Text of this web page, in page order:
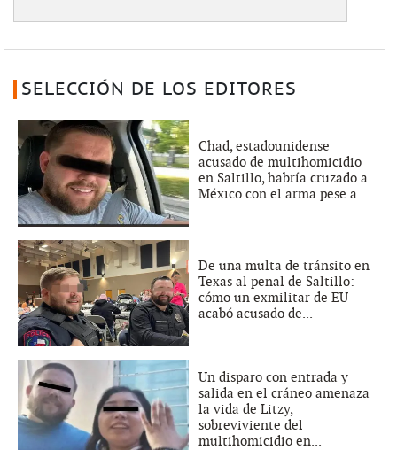
SELECCIÓN DE LOS EDITORES
Chad, estadounidense
acusado de multihomicidio
en Saltillo, habría cruzado a
México con el arma pese a...
De una multa de tránsito en
Texas al penal de Saltillo:
cómo un exmilitar de EU
acabó acusado de...
Un disparo con entrada y
salida en el cráneo amenaza
la vida de Litzy,
sobreviviente del
multihomicidio en...